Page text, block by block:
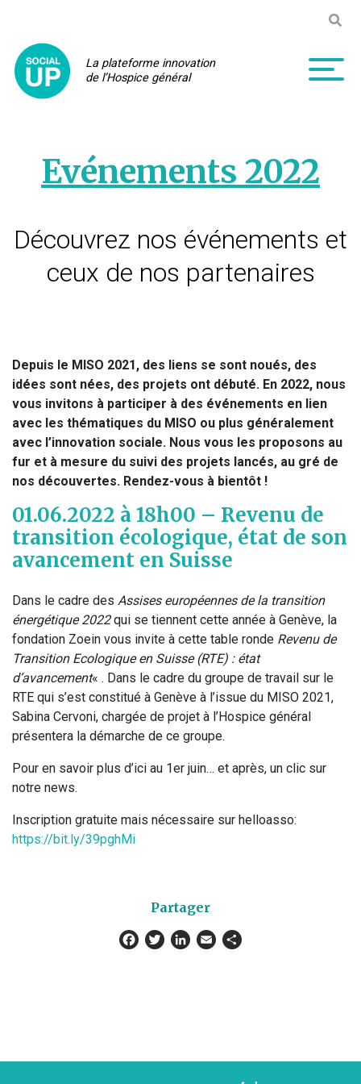
content
La plateforme innovation
de l’Hospice général
Evénements 2022
Découvrez nos événements et
ceux de nos partenaires
Depuis le MISO 2021, des liens se sont noués, des
idées sont nées, des projets ont débuté. En 2022, nous
vous invitons à participer à des événements en lien
avec les thématiques du MISO ou plus généralement
avec l’innovation sociale. Nous vous les proposons au
fur et à mesure du suivi des projets lancés, au gré de
nos découvertes. Rendez-vous à bientôt !
01.06.2022 à 18h00 – Revenu de
transition écologique, état de son
avancement en Suisse
Dans le cadre des Assises européennes de la transition
énergétique 2022qui se tiennent cette année à Genève, la
fondation Zoein vous invite à cette table ronde Revenu de
Transition Ecologique en Suisse (RTE) : état
d’avancement« . Dans le cadre du groupe de travail sur le
RTE qui s’est constitué à Genève à l’issue du MISO 2021,
Sabina Cervoni, chargée de projet à l’Hospice général
présentera la démarche de ce groupe.
Pour en savoir plus d’ici au 1er juin… et après, un clic sur
notre news.
Inscription gratuite mais nécessaire sur helloasso:
https://bit.ly/39pghMi
Partager
Facebook
TwitterLinkedIn
Email